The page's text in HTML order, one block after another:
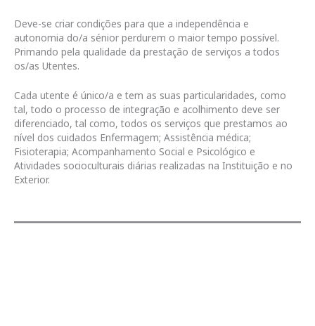
Deve-se criar condições para que a independência e
autonomia do/a sénior perdurem o maior tempo possível.
Primando pela qualidade da prestação de serviços a todos
os/as Utentes.
Cada utente é único/a e tem as suas particularidades, como
tal, todo o processo de integração e acolhimento deve ser
diferenciado, tal como, todos os serviços que prestamos ao
nível dos cuidados Enfermagem; Assistência médica;
Fisioterapia; Acompanhamento Social e Psicológico e
Atividades socioculturais diárias realizadas na Instituição e no
Exterior.